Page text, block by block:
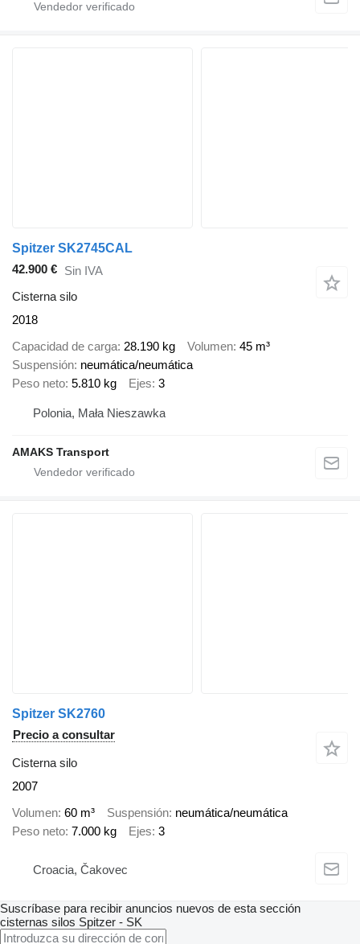
Spitzer SK2745CAL
42.900 € Sin IVA
Cisterna silo
2018
Capacidad de carga 28.190 kg Volumen 45 m³
Suspensión neumática/neumática
Peso neto 5.810 kg Ejes 3
Polonia, Mała Nieszawka
AMAKS Transport
Spitzer SK2760
Precio a consultar
Cisterna silo
2007
Volumen 60 m³ Suspensión neumática/neumática
Peso neto 7.000 kg Ejes 3
Croacia, Čakovec
Suscríbase para recibir anuncios nuevos de esta sección
cisternas silos Spitzer - SK